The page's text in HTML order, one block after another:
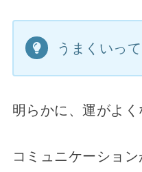
うまくいっ
明らかに、運がよく
コミュニケーショ